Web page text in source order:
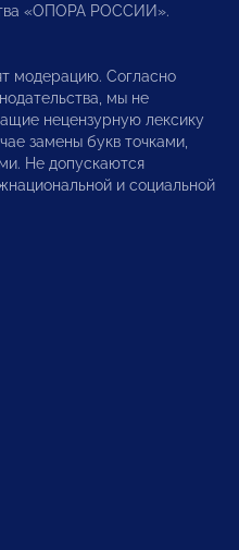
«ОПОРА РОССИИ».
модерацию. Согласно
мы не
нецензурную лексику
замены букв точками,
Не допускаются
и социальной